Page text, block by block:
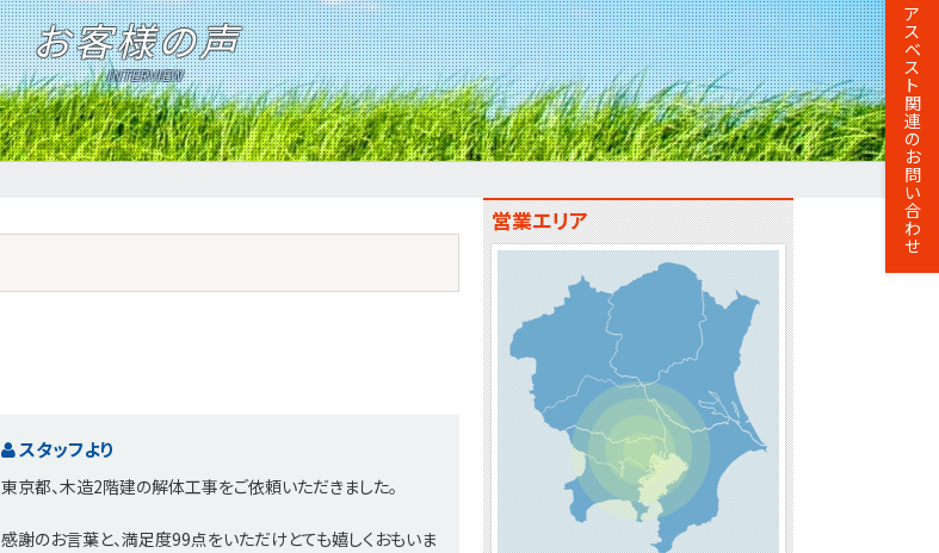
お客様の声
スタッフより
東京都、木造2階建の解体工事をご依頼いただきました。
感謝のお言葉と、満足度99点をいただけとても嬉しくおもいま
営業エリア
ア
ス
ベ
ス
ト
関
連
の
お
問
い
合
わ
せ